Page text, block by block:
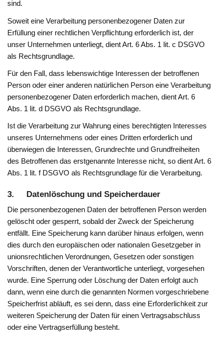
sind.
Soweit eine Verarbeitung personenbezogener Daten zur
Erfüllung einer rechtlichen Verpflichtung erforderlich ist, der
unser Unternehmen unterliegt, dient Art. 6 Abs. 1 lit. c DSGVO
als Rechtsgrundlage.
Für den Fall, dass lebenswichtige Interessen der betroffenen
Person oder einer anderen natürlichen Person eine Verarbeitung
personenbezogener Daten erforderlich machen, dient Art. 6
Abs. 1 lit. d DSGVO als Rechtsgrundlage.
Ist die Verarbeitung zur Wahrung eines berechtigten Interesses
unseres Unternehmens oder eines Dritten erforderlich und
überwiegen die Interessen, Grundrechte und Grundfreiheiten
des Betroffenen das erstgenannte Interesse nicht, so dient Art. 6
Abs. 1 lit. f DSGVO als Rechtsgrundlage für die Verarbeitung.
3. Datenlöschung und Speicherdauer
Die personenbezogenen Daten der betroffenen Person werden
gelöscht oder gesperrt, sobald der Zweck der Speicherung
entfällt. Eine Speicherung kann darüber hinaus erfolgen, wenn
dies durch den europäischen oder nationalen Gesetzgeber in
unionsrechtlichen Verordnungen, Gesetzen oder sonstigen
Vorschriften, denen der Verantwortliche unterliegt, vorgesehen
wurde. Eine Sperrung oder Löschung der Daten erfolgt auch
dann, wenn eine durch die genannten Normen vorgeschriebene
Speicherfrist abläuft, es sei denn, dass eine Erforderlichkeit zur
weiteren Speicherung der Daten für einen Vertragsabschluss
oder eine Vertragserfüllung besteht.